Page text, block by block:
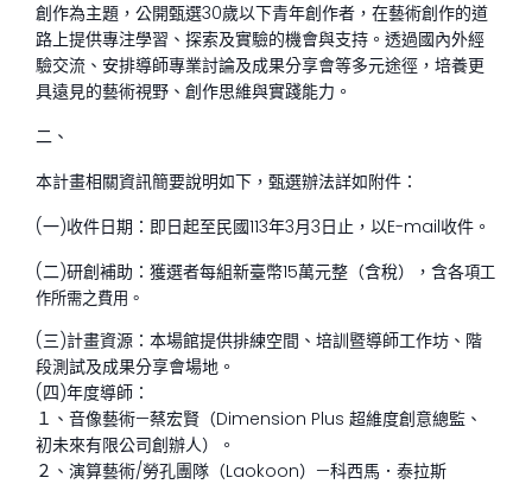
創作為主題，公開甄選30歲以下青年創作者，在藝術創作的道
路上提供專注學習、探索及實驗的機會與支持。透過國內外經
驗交流、安排導師專業討論及成果分享會等多元途徑，培養更
具遠見的藝術視野、創作思維與實踐能力。
二、
本計畫相關資訊簡要說明如下，甄選辦法詳如附件：
(一)收件日期：即日起至民國113年3月3日止，以E-mail收件。
(二)研創補助：獲選者每組新臺幣15萬元整（含稅），含各項工
作所需之費用。
(三)計畫資源：本場館提供排練空間、培訓暨導師工作坊、階
段測試及成果分享會場地。
(四)年度導師：
１、音像藝術—蔡宏賢（Dimension Plus 超維度創意總監、
初未來有限公司創辦人）。
２、演算藝術/勞孔團隊（Laokoon）—科西馬．泰拉斯